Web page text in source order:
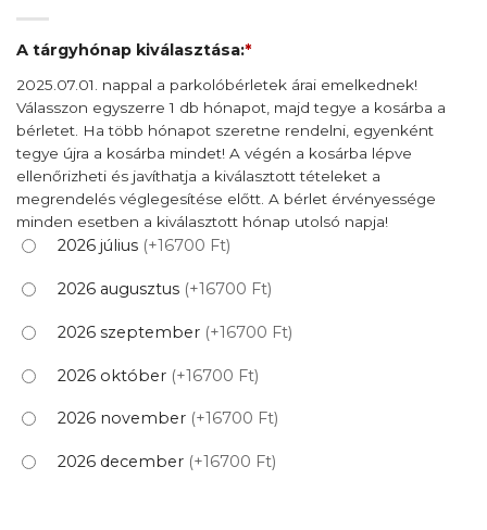
A tárgyhónap kiválasztása:*
2025.07.01. nappal a parkolóbérletek árai emelkednek!
Válasszon egyszerre 1 db hónapot, majd tegye a kosárba a
bérletet. Ha több hónapot szeretne rendelni, egyenként
tegye újra a kosárba mindet! A végén a kosárba lépve
ellenőrizheti és javíthatja a kiválasztott tételeket a
megrendelés véglegesítése előtt. A bérlet érvényessége
minden esetben a kiválasztott hónap utolsó napja!
2026 július (+16700 Ft)
2026 augusztus (+16700 Ft)
2026 szeptember (+16700 Ft)
2026 október (+16700 Ft)
2026 november (+16700 Ft)
2026 december (+16700 Ft)